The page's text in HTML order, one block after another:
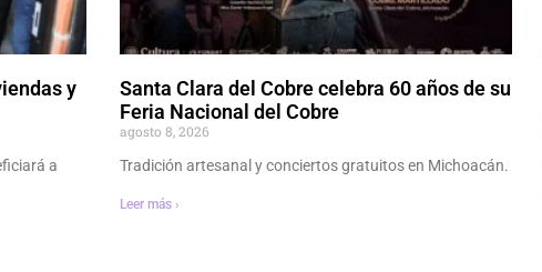
y
a
Santa Clara del Cobre celebra 60 años de su
Feria Nacional del Cobre
agosto 8, 2026
Tradición artesanal y conciertos gratuitos en Michoacán.
Leer más ›